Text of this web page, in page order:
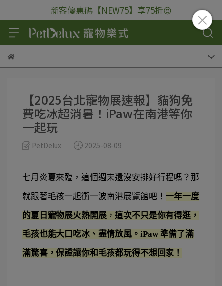
新客優惠碼【NEW75】享75折😍
【2025台北寵物展速報】貓狗免
費吃冰超消暑！iPaw在南港等你
一起玩
PetDelux 2025-08-09
七月炎夏來臨，這個週末還沒安排好行程嗎？那
就跟著毛孩一起衝一波南港展覽館吧！ 一年一度
的夏日寵物展火熱開展，這次不只是你有得逛，
毛孩也能大口吃冰、盡情放風。iPaw 準備了滿
滿驚喜，保證讓你和毛孩都玩得不想回家！